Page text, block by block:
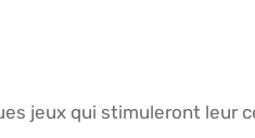
jeux qui stimuleront leur